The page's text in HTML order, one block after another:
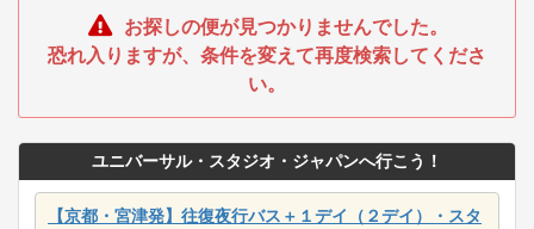
お探しの便が見つかりませんでした。
恐れ入りますが、条件を変えて再度検索してくださ
い。
ユニバーサル・スタジオ・ジャパンへ行こう！
【京都・宮津発】往復夜行バス＋１デイ（２デイ）・スタ